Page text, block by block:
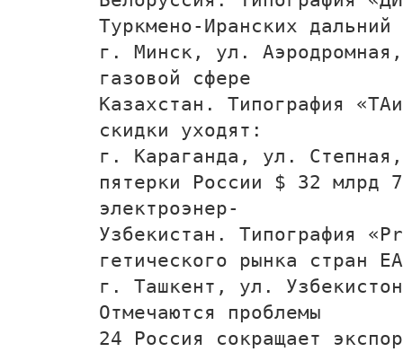
Туркмено-Иранских
г. Минск, ул.
газовой сфере
Казахстан. Типография
скидки уходят:
г. Караганда, ул.
пятерки России $ 32 млрд
электроэнер-
Узбекистан. Типография
гетического рынка стран
г. Ташкент, ул.
Отмечаются проблемы
24 Россия сокращает